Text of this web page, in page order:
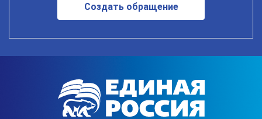
Создать обращение